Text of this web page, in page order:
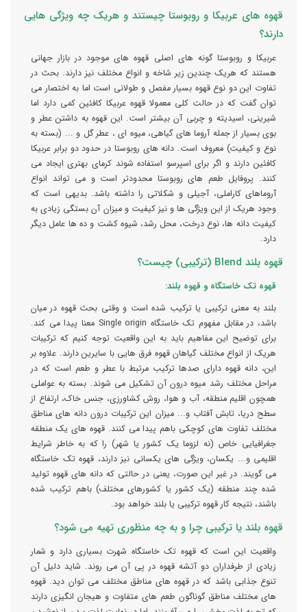
قهوه های عربیکا و روبوستا چیستند و هریک چه ویژگی هایی
دارند؟
عربیکا و روبوستا گونه های اصلی قهوه های موجود در بازار جهانی
هستند که هریک چندین زیر شاخه و انواع مختلف نیز دارند. بحث در
تفاوت این دو نوع قهوه بسیار مفصل و طولانی است اما به اختصار می
توان گفت که در حالت کلی معمولا قهوه عربیکا کافئین کمی دارد اما
شیرینی، اسیدیته و چربی آن بیشتر است. این قهوه به داشتن عطر و
بوی بسیار از جمله آروما های گیاهی، میوه ای ، عطر گل و ... (بسته به
نوع و کیفیت) معروف است. دانه های روبوستا در حدود دو برابر عربیکا
کافئین دارند و اگر برای اسپرسو استفاده شوند کرمای بهتری ایجاد می
کنند. پروفایل طعم های روبوستا محدودتر است و می تواند انواع
آروماهای کاراملی، آجیلی و شکلاتی را داشته باشد. بدیهی است که
وجود هریک از این ویژگی ها و نیز کیفیت و میزان آن بستگی زیادی به
کیفیت دانه ها، نوع درخت، محل رشد، شیوه کشت و ده ها عامل دیگر
دارد.
قهوه بلند Blend (ترکیبی) چیست؟
قهوه تک خاستگاه و قهوه بلند:
بلند به معنی ترکیبی یا ترکیب شده است و وقتی بحث قهوه در میان
باشد، در مقابل مفهوم تک خاستگاه Single origin معنا پیدا می کند.
برای توضیح این مفاهیم باید به این واقعیت توجه کنیم که ترکیبات
هریک از انواع مختلف گیاهان قهوه فرق هایی با سایرین دارند. علاوه بر
این، دانه قهوه دارای صدها ترکیب مرتبط با عطر و طعم است که در
مراحل مختلف رشد میوه درون آن تشکیل می شوند. بسته به عواملی
همچون اقلیم منطقه، آب و هوا، روش کشاورزی، جنس خاک، ارتفاع از
سطح دریا، تابش آفتاب و... میزان این ترکیبات درون دانه های مناطق
مختلف تفاوت های کوچکی باهم پیدا می کنند. قهوه های یک منطقه
جغرافیایی خاص (نه لزوما یک کشور یا شهر) را که به خاطر شرایط
اقلیمی و... یکسان، ویژگی های یکسانی نیز دارند، قهوه تک خاستگاه
می گویند. در غیر این صورت، یعنی در حالتی که دانه های قهوه تولید
شده چند منطقه (یک کشور یا کشورهای مختلف) باهم ترکیب شده
باشند، نتیجه کار قهوه ترکیبی یا بلند خواهد بود.
قهوه بلند یا ترکیبی چرا و به چه منظوری تهیه می شود؟
واقعیت این است که قهوه تک خاستگاه شهرت بسیاری دارد و شمار
زیادی از طرفداران دو آتشه قهوه در پی آن می روند. شاید دلیل آن
تنوع جذابی باشد که در قهوه های مناطق مختلف می توان دید. قهوه
های مختلف مناطق گوناگون طعم های متفاوت و هیجان انگیزی دارند